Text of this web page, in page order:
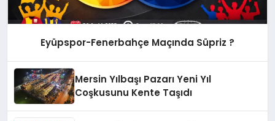
Eyüpspor-Fenerbahçe Maçında Süpriz ?
Mersin Yılbaşı Pazarı Yeni Yıl
Coşkusunu Kente Taşıdı